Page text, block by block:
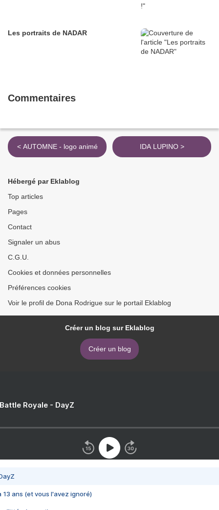
Les portraits de NADAR
Commentaires
< AUTOMNE - logo animé IDA LUPINO >
Hébergé par Eklablog
Top articles
Pages
Contact
Signaler un abus
C.G.U.
Cookies et données personnelles
Préférences cookies
Voir le profil de Dona Rodrigue sur le portail Eklablog
Créer un blog sur Eklablog
Créer un blog
Royale - DayZ
13 ans (et vous l'avez ignoré)